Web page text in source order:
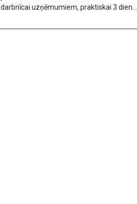
darbnīcai uzņēmumiem, praktiskai 3 dienu
no pirmās idejas nonākt līdz konkrētam